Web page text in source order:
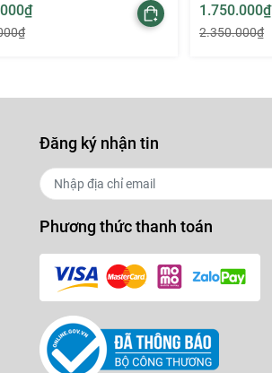
1.750.000₫
2.350.000₫
Đăng ký nhận tin
Phương thức thanh toán